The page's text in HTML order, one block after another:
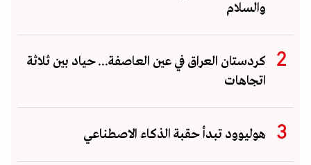
والسلام
كردستان العراق في عين العاصفة... حياد بين ثلاثة
اتجاهات
هوليوود تبدأ حقبة الذكاء الاصطناعي